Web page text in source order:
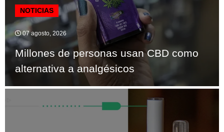
NOTICIAS
07 agosto, 2026
Millones de personas usan CBD como
alternativa a analgésicos